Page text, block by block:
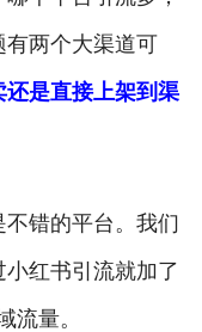
有两个大渠道可
是直接上架到渠
错的平台。我们
红书引流就加了
流量。